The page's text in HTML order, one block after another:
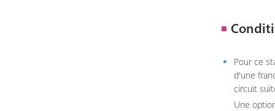
Pour ce
d'une
circuit
Une